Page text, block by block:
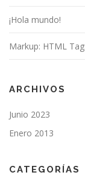
¡Hola mundo!
Markup: HTML
ARCHIVOS
Junio 2023
Enero 2013
CATEGORÍAS